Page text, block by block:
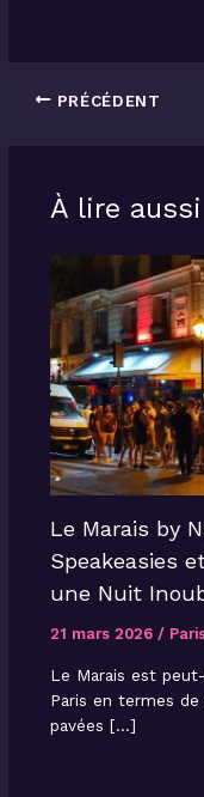
PRÉCÉDENT
À lire aussi
Le Marais by
Speakeasies
une Nuit
21 mars 2026 /
Le Marais est
Paris en termes
pavées […]